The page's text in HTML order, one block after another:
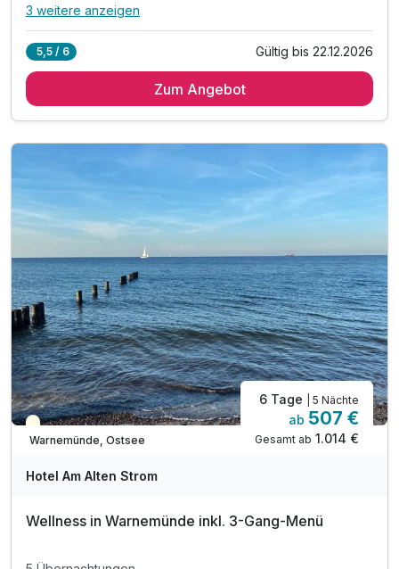
Alle Inklusivleistungen
3 x reichhaltiges Frühstück vom Buffet
inkl. Leihbademantel, Saunahandtuch & Badelatschen
inkl. Nutzung W-Lan
3 weitere anzeigen
5,5 / 6 Gültig bis 22.12.2026
Zum Angebot
Teilweise ausgelastet
Warnemünde, Ostsee
6 Tage | 5 Nächte
ab 507 €
Gesamt ab 1.014 €
Hotel Am Alten Strom
Wellness in Warnemünde inkl. 3-Gang-Menü